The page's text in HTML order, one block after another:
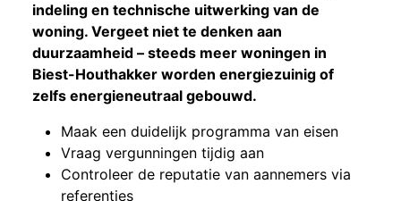
indeling en technische uitwerking van de
woning. Vergeet niet te denken aan
duurzaamheid – steeds meer woningen in
Biest-Houthakker worden energiezuinig of
zelfs energieneutraal gebouwd.
Maak een duidelijk programma van eisen
Vraag vergunningen tijdig aan
Controleer de reputatie van aannemers via
referenties